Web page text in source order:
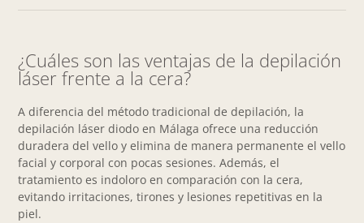
¿Cuáles son las ventajas de la depilación
láser frente a la cera?
A diferencia del método tradicional de depilación, la
depilación láser diodo en Málaga ofrece una reducción
duradera del vello y elimina de manera permanente el vello
facial y corporal con pocas sesiones. Además, el
tratamiento es indoloro en comparación con la cera,
evitando irritaciones, tirones y lesiones repetitivas en la
piel.